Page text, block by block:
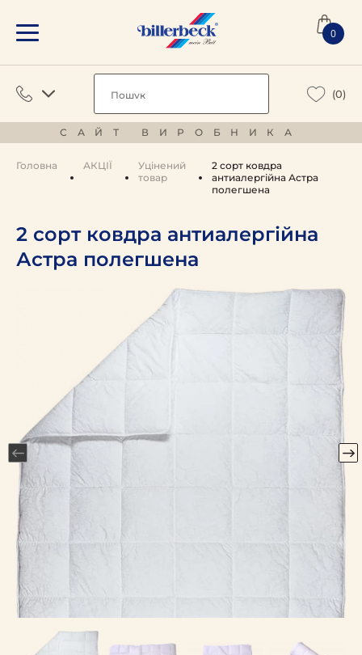
0
(0)
САЙТ ВИРОБНИКА
Головна АКЦІЇ
Уцінений
товар
2 сорт ковдра
антиалергійна Астра
полегшена
2 сорт ковдра антиалергійна
Астра полегшена